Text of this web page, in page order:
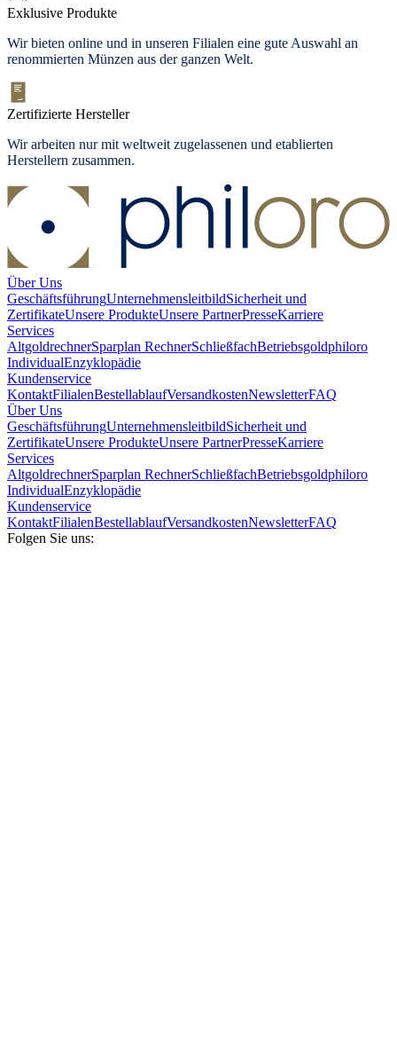
Exklusive Produkte
Wir bieten online und in unseren Filialen eine gute Auswahl an
renommierten Münzen aus der ganzen Welt.
Zertifizierte Hersteller
Wir arbeiten nur mit weltweit zugelassenen und etablierten
Herstellern zusammen.
Über Uns
GeschäftsführungUnternehmensleitbildSicherheit und
ZertifikateUnsere ProdukteUnsere PartnerPresseKarriere
Services
AltgoldrechnerSparplan RechnerSchließfachBetriebsgoldphiloro
IndividualEnzyklopädie
Kundenservice
KontaktFilialenBestellablaufVersandkostenNewsletterFAQ
Über Uns
GeschäftsführungUnternehmensleitbildSicherheit und
ZertifikateUnsere ProdukteUnsere PartnerPresseKarriere
Services
AltgoldrechnerSparplan RechnerSchließfachBetriebsgoldphiloro
IndividualEnzyklopädie
Kundenservice
KontaktFilialenBestellablaufVersandkostenNewsletterFAQ
Folgen Sie uns: